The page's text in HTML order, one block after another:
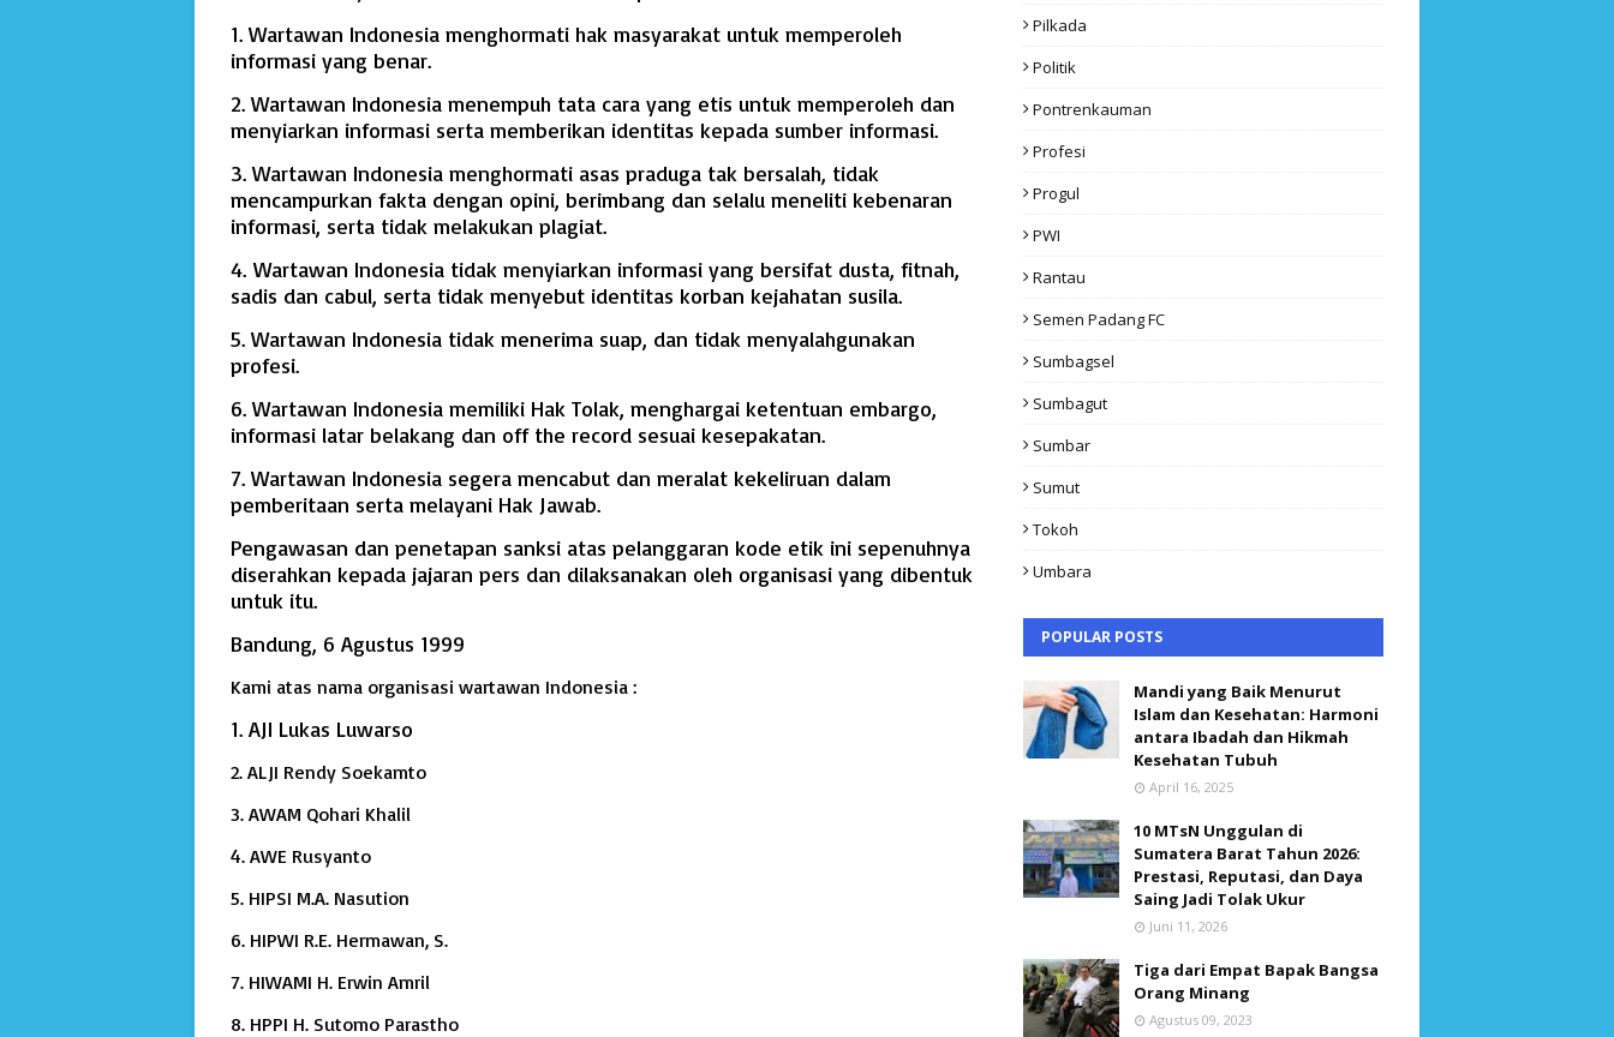
1. Wartawan Indonesia menghormati hak masyarakat untuk memperoleh
informasi yang benar.
2. Wartawan Indonesia menempuh tata cara yang etis untuk memperoleh dan
menyiarkan informasi serta memberikan identitas kepada sumber informasi.
3. Wartawan Indonesia menghormati asas praduga tak bersalah, tidak
mencampurkan fakta dengan opini, berimbang dan selalu meneliti kebenaran
informasi, serta tidak melakukan plagiat.
4. Wartawan Indonesia tidak menyiarkan informasi yang bersifat dusta, fitnah,
sadis dan cabul, serta tidak menyebut identitas korban kejahatan susila.
5. Wartawan Indonesia tidak menerima suap, dan tidak menyalahgunakan
profesi.
6. Wartawan Indonesia memiliki Hak Tolak, menghargai ketentuan embargo,
informasi latar belakang dan off the record sesuai kesepakatan.
7. Wartawan Indonesia segera mencabut dan meralat kekeliruan dalam
pemberitaan serta melayani Hak Jawab.
Pengawasan dan penetapan sanksi atas pelanggaran kode etik ini sepenuhnya
diserahkan kepada jajaran pers dan dilaksanakan oleh organisasi yang dibentuk
untuk itu.
Bandung, 6 Agustus 1999
Kami atas nama organisasi wartawan Indonesia :
1. AJI Lukas Luwarso
2. ALJI Rendy Soekamto
3. AWAM Qohari Khalil
4. AWE Rusyanto
5. HIPSI M.A. Nasution
6. HIPWI R.E. Hermawan, S.
7. HIWAMI H. Erwin Amril
8. HPPI H. Sutomo Parastho
Pilkada
Politik
Pontrenkauman
Profesi
Progul
PWI
Rantau
Semen Padang FC
Sumbagsel
Sumbagut
Sumbar
Sumut
Tokoh
Umbara
POPULAR POSTS
Mandi yang Baik Menurut
Islam dan Kesehatan: Harmoni
antara Ibadah dan Hikmah
Kesehatan Tubuh
April 16, 2025
10 MTsN Unggulan di
Sumatera Barat Tahun 2026:
Prestasi, Reputasi, dan Daya
Saing Jadi Tolak Ukur
Juni 11, 2026
Tiga dari Empat Bapak Bangsa
Orang Minang
Agustus 09, 2023